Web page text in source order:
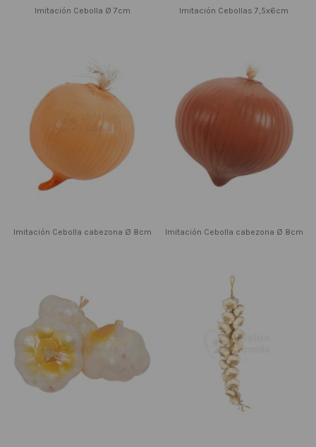
Imitación Cebolla Ø 7cm Imitación Cebollas 7,5x6cm
Imitación Cebolla cabezona Ø 8cm Imitación Cebolla cabezona Ø 8cm